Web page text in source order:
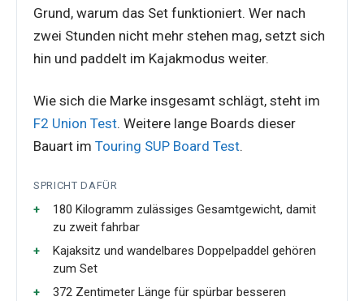
Grund, warum das Set funktioniert. Wer nach
zwei Stunden nicht mehr stehen mag, setzt sich
hin und paddelt im Kajakmodus weiter.
Wie sich die Marke insgesamt schlägt, steht im
F2 Union Test. Weitere lange Boards dieser
Bauart im Touring SUP Board Test.
SPRICHT DAFÜR
180 Kilogramm zulässiges Gesamtgewicht, damit
zu zweit fahrbar
Kajaksitz und wandelbares Doppelpaddel gehören
zum Set
372 Zentimeter Länge für spürbar besseren